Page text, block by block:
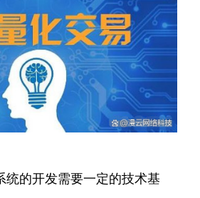
统的开发需要一定的技术基